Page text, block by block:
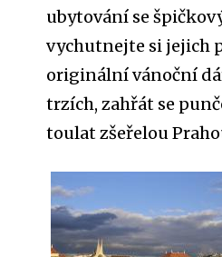
ubytování se
vychutnejte si jejich
originální vánoční
trzích, zahřát se
toulat zšeřelou